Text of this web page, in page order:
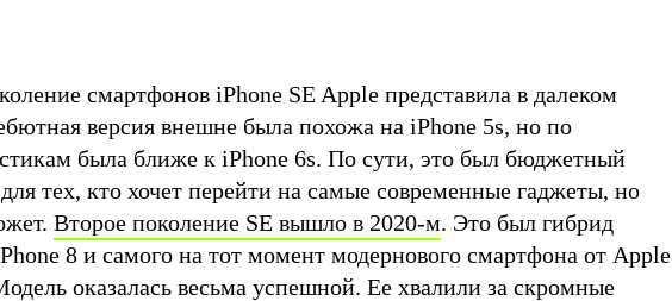
смартфонов iPhone SE Apple представила в далеком
версия внешне была похожа на iPhone 5s, но по
была ближе к iPhone 6s. По сути, это был бюджетный
тех, кто хочет перейти на самые современные гаджеты, но
Второе поколение SE вышло в 2020-м. Это был гибрид
8 и самого на тот момент модернового смартфона от Apple
оказалась весьма успешной. Ее хвалили за скромные